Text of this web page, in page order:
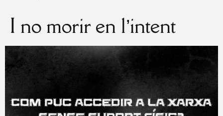
I no morir en l’intent